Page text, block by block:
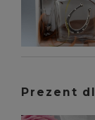
Prezent